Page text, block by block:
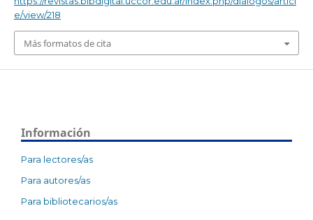
e/view/218
Más formatos de cita
Información
Para lectores/as
Para autores/as
Para bibliotecarios/as